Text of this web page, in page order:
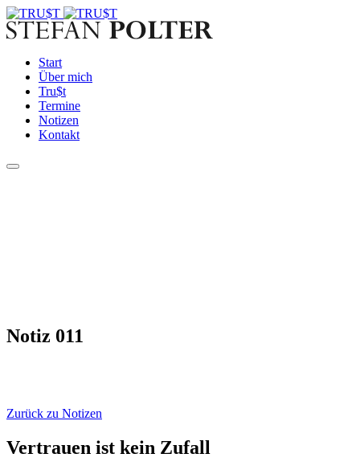
Start
Über mich
Tru$t
Termine
Notizen
Kontakt
Notiz 011
Zurück zu Notizen
Vertrauen ist kein Zufall